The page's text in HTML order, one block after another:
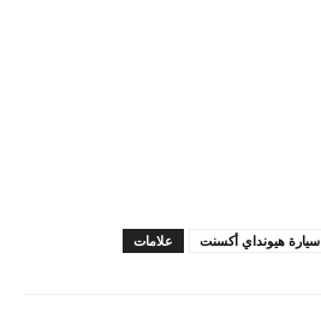
علامات سيارة هيونداي أكسنت